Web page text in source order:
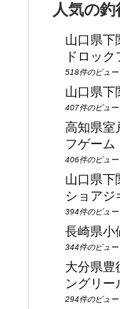
人気の
山口県下
ドロッ
518件のビュー
山口県下
407件のビュー
高知県室
フゲーム
406件のビュー
山口県下
ショアジ
394件のビュー
長崎県小
344件のビュー
大分県豊
ングリー
294件のビュー